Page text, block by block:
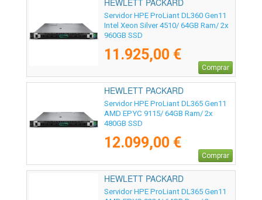
ENTERPRISE - P81782-425
Servidor HPE ProLiant DL360 Gen11
Intel Xeon Silver 4510/ 64GB Ram/ 2x
960GB SSD
11.925,00 €
Comprar
HEWLETT PACKARD
ENTERPRISE - P81840-425
Servidor HPE ProLiant DL365 Gen11
AMD EPYC 9115/ 64GB Ram/ 2x
480GB SSD
12.099,00 €
Comprar
HEWLETT PACKARD
ENTERPRISE - P78091-425
Servidor HPE ProLiant DL365 Gen11